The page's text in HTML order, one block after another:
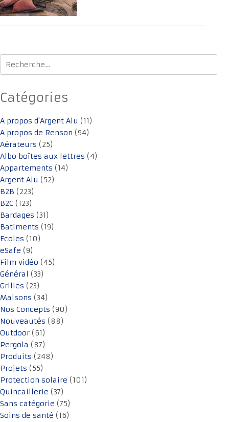
Rechercher :
Catégories
A propos d'Argent Alu (11)
A propos de Renson (94)
Aérateurs (25)
Albo boîtes aux lettres (4)
Appartements (14)
Argent Alu (52)
B2B (223)
B2C (123)
Bardages (31)
Batiments (19)
Ecoles (10)
eSafe (9)
Film vidéo (45)
Général (33)
Grilles (23)
Maisons (34)
Nos Concepts (90)
Nouveautés (88)
Outdoor (61)
Pergola (87)
Produits (248)
Projets (55)
Protection solaire (101)
Quincaillerie (37)
Sans catégorie (75)
Soins de santé (16)